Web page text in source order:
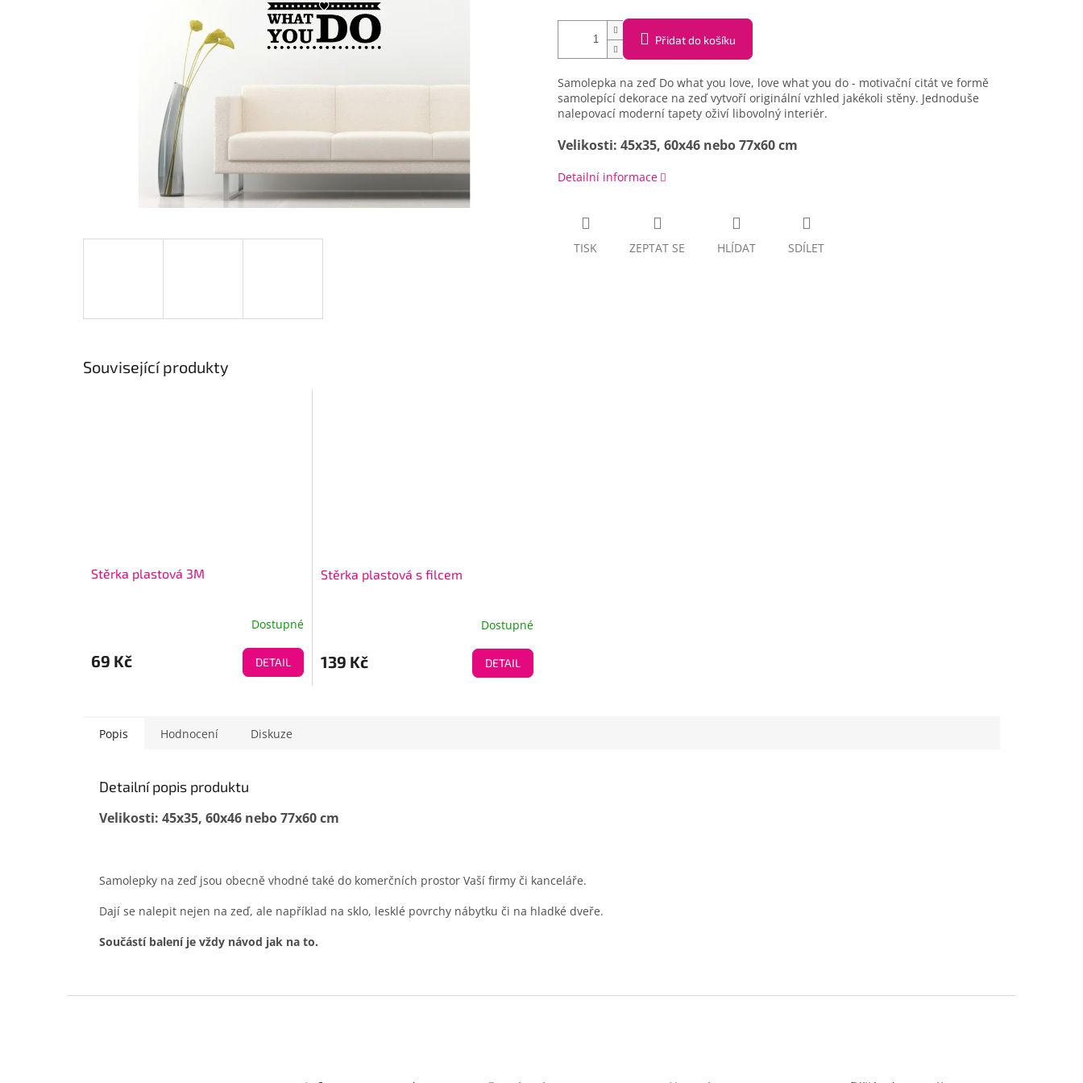
Přidat do košíku
Samolepka na zeď Do what you love, love what you do - motivační citát ve formě
samolepící dekorace na zeď vytvoří originální vzhled jakékoli stěny. Jednoduše
nalepovací moderní tapety oživí libovolný interiér.
Velikosti: 45x35, 60x46 nebo 77x60 cm
Detailní informace
TISK ZEPTAT SE HLÍDAT SDÍLET
Související produkty
Stěrka plastová 3M
Dostupné
69 Kč DETAIL
Stěrka plastová s filcem
Dostupné
139 Kč DETAIL
Popis Hodnocení Diskuze
Detailní popis produktu
Velikosti: 45x35, 60x46 nebo 77x60 cm
Samolepky na zeď jsou obecně vhodné také do komerčních prostor Vaší firmy či kanceláře.
Dají se nalepit nejen na zeď, ale například na sklo, lesklé povrchy nábytku či na hladké dveře.
Součástí balení je vždy návod jak na to.